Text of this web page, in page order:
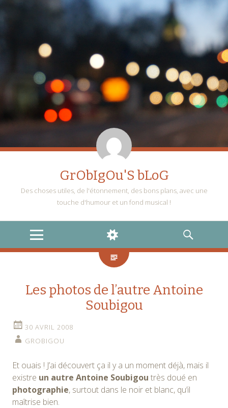
GrObIgOu'S bLoG
Des choses utiles, de l'étonnement, des bons plans, avec une
touche d'humour et un fond musical !
MENU
WIDGETS
RECHERCHE
Les photos de l’autre Antoine
Soubigou
30 AVRIL 2008
GROBIGOU
Et ouais ! J’ai découvert ça il y a un moment déjà, mais il
existre un autre Antoine Soubigou très doué en
photographie, surtout dans le noir et blanc, qu’il
maîtrise bien.